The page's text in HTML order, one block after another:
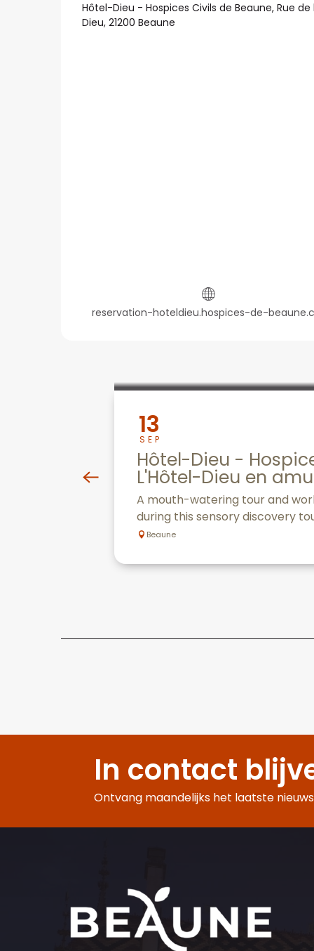
Hôtel-Dieu - Hospices Civils de Beaune, Rue
Dieu, 21200 Beaune
reservation-hoteldieu.hospices-de-
13
SEP
Hôtel-Dieu -
L'Hôtel-Dieu en
A mouth-watering tour and
during this sensory discovery
Beaune
In contact
Ontvang maandelijks het laatste